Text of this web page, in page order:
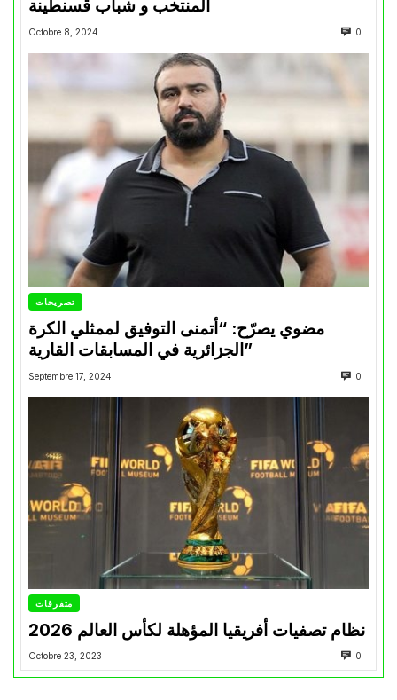
المنتخب و شباب قسنطينة
Octobre 8, 2024 0
تصريحات
مضوي يصرّح: “أتمنى التوفيق لممثلي الكرة
الجزائرية في المسابقات القارية”
Septembre 17, 2024 0
متفرقات
نظام تصفيات أفريقيا المؤهلة لكأس العالم 2026
Octobre 23, 2023 0